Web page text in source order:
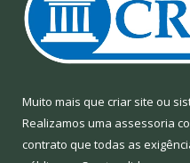
Muito mais que criar site ou
Realizamos uma assessoria
contrato que todas as